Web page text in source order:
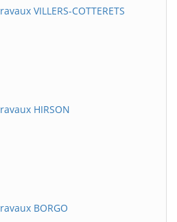
VILLERS-COTTERETS
HIRSON
BORGO